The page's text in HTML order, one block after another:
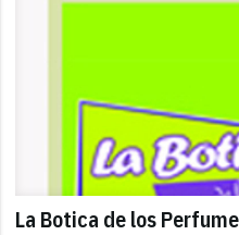
La Botica de los